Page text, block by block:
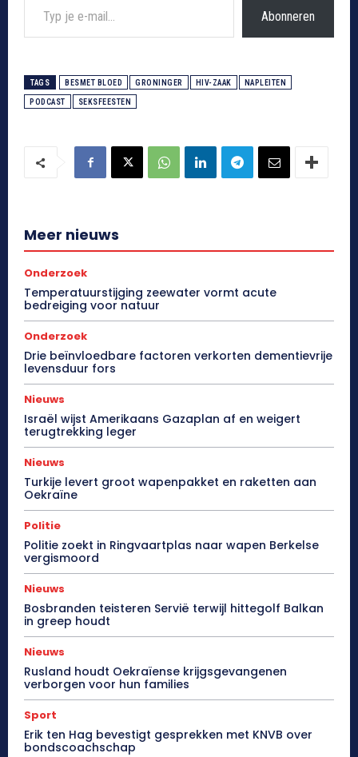
Abonneren
TAGS BESMET BLOED GRONINGER HIV-ZAAK NAPLEITEN
PODCAST SEKSFEESTEN
Meer nieuws
Onderzoek
Temperatuurstijging zeewater vormt acute
bedreiging voor natuur
Onderzoek
Drie beïnvloedbare factoren verkorten dementievrije
levensduur fors
Nieuws
Israël wijst Amerikaans Gazaplan af en weigert
terugtrekking leger
Nieuws
Turkije levert groot wapenpakket en raketten aan
Oekraïne
Politie
Politie zoekt in Ringvaartplas naar wapen Berkelse
vergismoord
Nieuws
Bosbranden teisteren Servië terwijl hittegolf Balkan
in greep houdt
Nieuws
Rusland houdt Oekraïense krijgsgevangenen
verborgen voor hun families
Sport
Erik ten Hag bevestigt gesprekken met KNVB over
bondscoachschap